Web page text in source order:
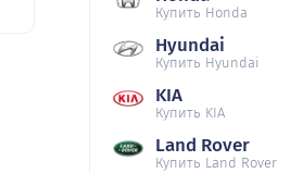
Купить Honda
Hyundai
Купить Hyundai
KIA
Купить KIA
Land Rover
Купить Land Rover